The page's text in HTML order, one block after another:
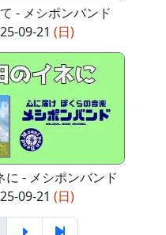
- メシポンバンド
09-21 (日)
に - メシポンバンド
09-21 (日)